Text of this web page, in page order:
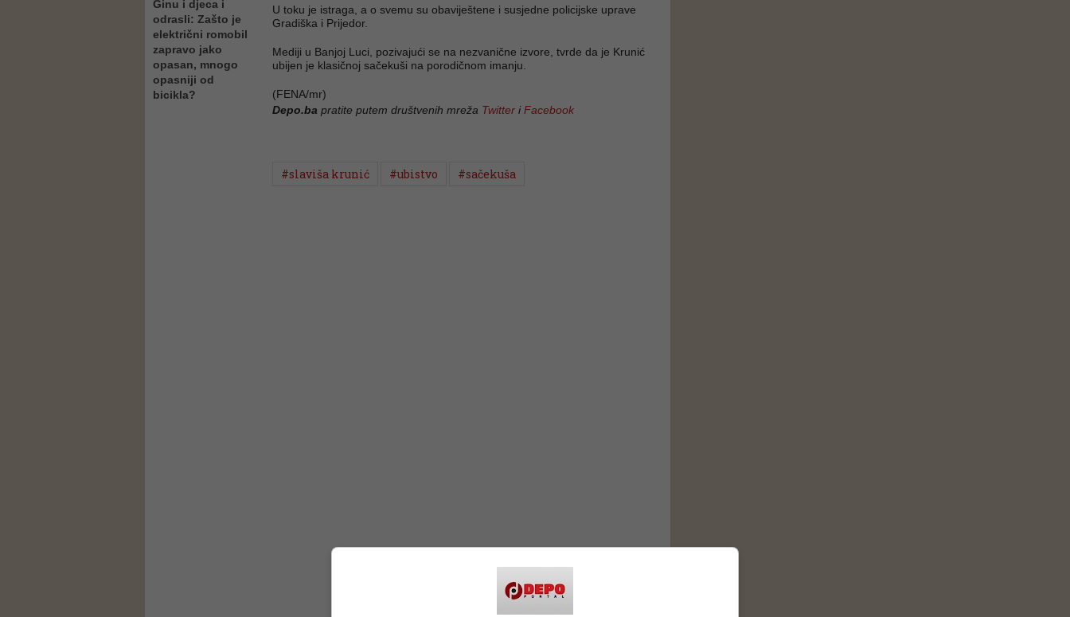
Ginu i djeca i
odrasli: Zašto je
električni romobil
zapravo jako
opasan, mnogo
opasniji od
bicikla?
U toku je istraga, a o svemu su obaviještene i susjedne policijske uprave
Gradiška i Prijedor.
Mediji u Banjoj Luci, pozivajući se na nezvanične izvore, tvrde da je Krunić
ubijen je klasičnoj sačekuši na porodičnom imanju.
(FENA/mr)
Depo.ba pratite putem društvenih mreža Twitter iFacebook
#slaviša krunić #ubistvo #sačekuša